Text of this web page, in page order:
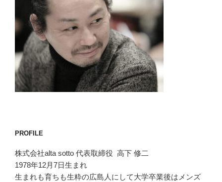
PROFILE
株式会社alta sotto 代表取締役 高下 修二
1978年12月7日生まれ
生まれも育ちも生粋の広島人にして大学卒業後はメンズ